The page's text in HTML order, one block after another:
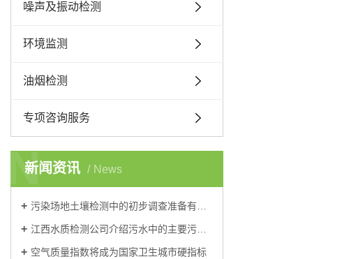
噪声及振动检测
环境监测
油烟检测
专项咨询服务
新闻资讯 News
N
污染场地土壤检测中的初步调查准备有哪些？
江西水质检测公司介绍污水中的主要污染物可分为三大类？
空气质量指数将成为国家卫生城市硬指标